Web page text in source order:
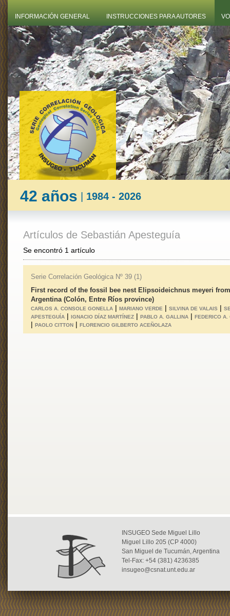
INFORMACIÓN GENERAL INSTRUCCIONES PARA AUTORES
42 años | 1984 - 2026
Artículos de Sebastián Apesteguía
Se encontró 1 artículo
Serie Correlación Geológica Nº 39 (1)
First record of the fossil bee nest Elipsoideichnus meyeri from
Argentina (Colón, Entre Ríos province)
CARLOS A. CONSOLE GONELLA | MARIANO VERDE | SILVINA DE VALAIS |
APESTEGUÍA | IGNACIO DÍAZ MARTÍNEZ | PABLO A. GALLINA | FEDERICO A.
| PAOLO CITTON | FLORENCIO GILBERTO ACEÑOLAZA
INSUGEO Sede Miguel Lillo
Miguel Lillo 205 (CP 4000)
San Miguel de Tucumán, Argentina
Tel-Fax: +54 (381) 4236385
insugeo@csnat.unt.edu.ar